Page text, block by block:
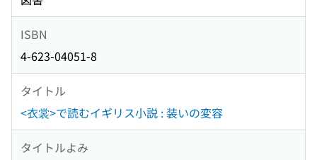
ISBN
4-623-04051-8
タイトル
<衣裳>で読むイギリス小説 : 装いの変容
タイトルよみ